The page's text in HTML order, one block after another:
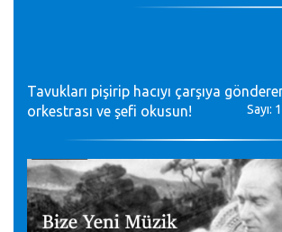
Tavukları pişirip hacıyı çarşıya
orkestrası ve şefi okusun!
Sayı: